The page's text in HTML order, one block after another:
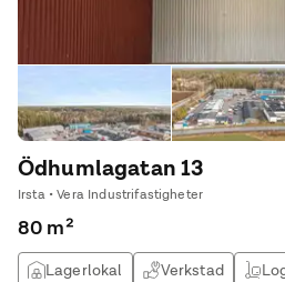
Ödhumlagatan 13
Irsta • Vera Industrifastigheter
80 m²
Lagerlokal Verkstad